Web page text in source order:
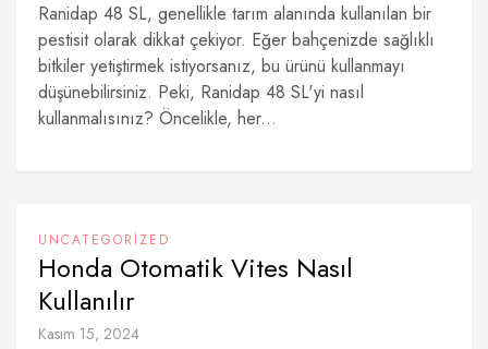
Ranidap 48 SL, genellikle tarım alanında kullanılan bir
pestisit olarak dikkat çekiyor. Eğer bahçenizde sağlıklı
bitkiler yetiştirmek istiyorsanız, bu ürünü kullanmayı
düşünebilirsiniz. Peki, Ranidap 48 SL'yi nasıl
kullanmalısınız? Öncelikle, her...
UNCATEGORIZED
Honda Otomatik Vites Nasıl
Kullanılır
Kasım 15, 2024